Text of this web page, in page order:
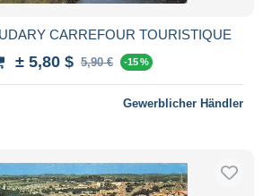
CARREFOUR TOURISTIQUE
± 5,80 $ 5,90 € -15 %
Gewerblicher Händler